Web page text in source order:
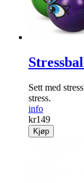
Sett med
stress.
info
kr149
Kjøp